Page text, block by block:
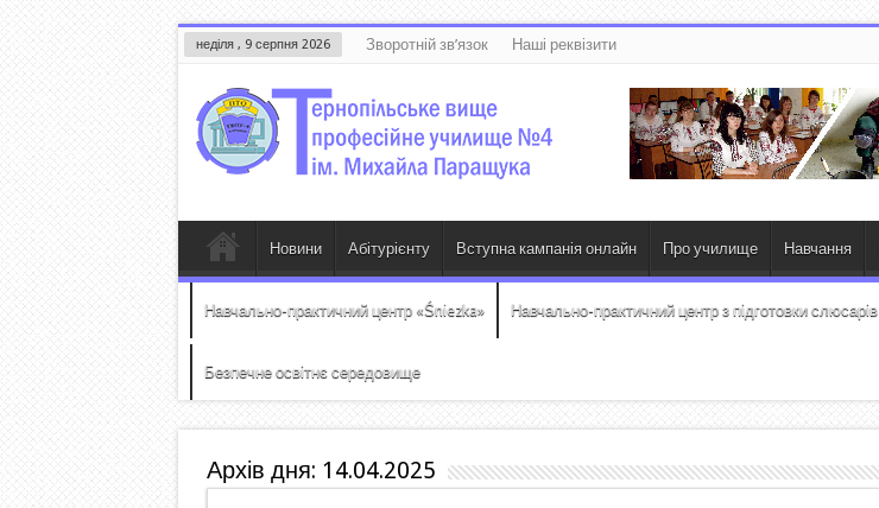
неділя , 9 серпня 2026 Зворотній зв’язок Наші реквізити
Новини Абітурієнту Вступна кампанія онлайн Про училище Навчання
Навчально-практичний центр «Śniezka» Навчально-практичний центр з підготовки слюсарів
Безпечне освітнє середовище
Архів дня: 14.04.2025